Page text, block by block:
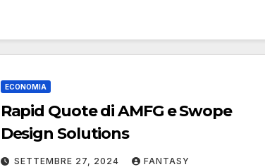
ECONOMIA
Rapid Quote di AMFG e Swope
Design Solutions
SETTEMBRE 27, 2024 FANTASY